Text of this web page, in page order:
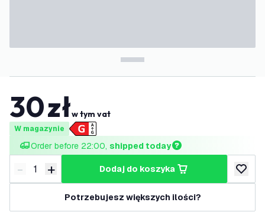
30złw tym vat
W magazynie
Order before 22:00, shipped today
Zmniejsz ilość
- Zwiększ ilość
+ dodaj do koszyka
dodaj
Potrzebujesz większych ilości?